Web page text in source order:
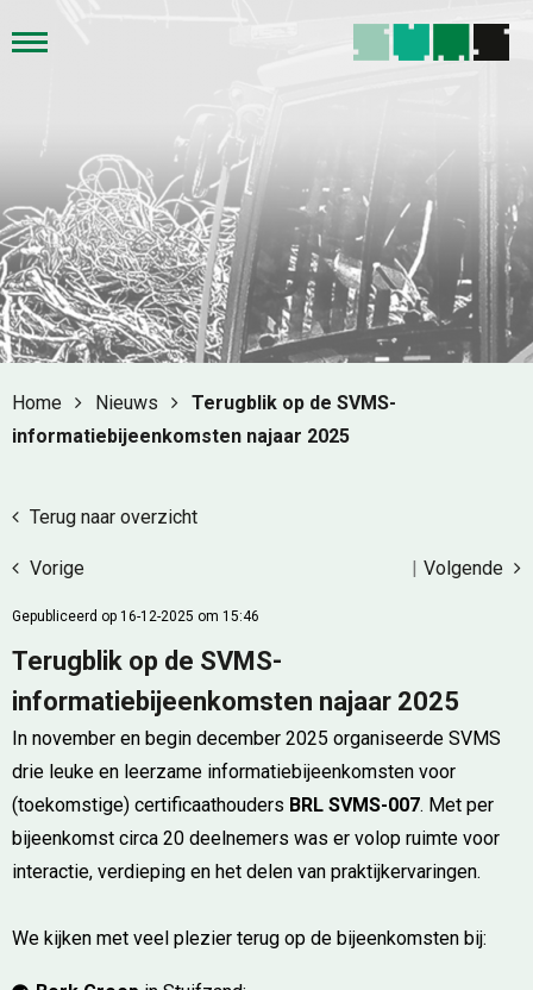
Home Nieuws
Terugblik op de SVMS-
informatiebijeenkomsten najaar 2025
Terug naar overzicht
Volgende
|
Vorige
Gepubliceerd op 16-12-2025 om 15:46
Terugblik op de SVMS-
informatiebijeenkomsten najaar 2025
In november en begin december 2025 organiseerde SVMS
drie leuke en leerzame informatiebijeenkomsten voor
(toekomstige) certificaathouders BRL SVMS-007. Met per
bijeenkomst circa 20 deelnemers was er volop ruimte voor
interactie, verdieping en het delen van praktijkervaringen.
We kijken met veel plezier terug op de bijeenkomsten bij: